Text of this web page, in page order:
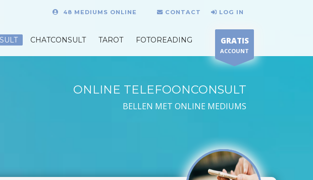
48 MEDIUMS ONLINE CONTACT LOG IN
CHATCONSULT TAROT FOTOREADING GRATIS
ACCOUNT
ONLINE TELEFOONCONSULT
BELLEN MET ONLINE MEDIUMS